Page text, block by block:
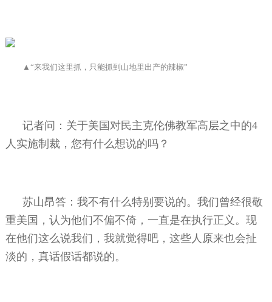
▲“来我们这里抓，只能抓到山地里出产的辣椒”
记者问：关于美国对民主克伦佛教军高层之中的4
人实施制裁，您有什么想说的吗？
苏山昂答：我不有什么特别要说的。我们曾经很敬
重美国，认为他们不偏不倚，一直是在执行正义。现
在他们这么说我们，我就觉得吧，这些人原来也会扯
淡的，真话假话都说的。